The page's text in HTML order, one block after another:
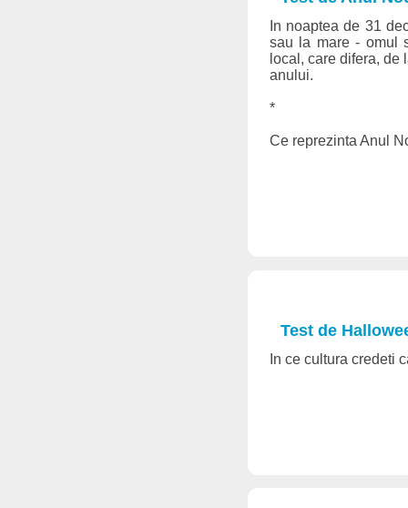
In noaptea de 31
sau la mare - omul
local, care difera,
anului.
*
Ce reprezinta Anul
Test de
In ce cultura credeti